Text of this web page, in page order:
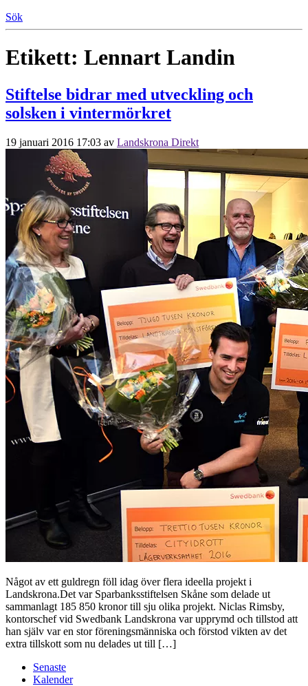
Sök
Etikett: Lennart Landin
Stiftelse bidrar med utveckling och
solsken i vintermörkret
19 januari 2016 17:03 av Landskrona Direkt
Något av ett guldregn föll idag över flera ideella projekt i
Landskrona.Det var Sparbanksstiftelsen Skåne som delade ut
sammanlagt 185 850 kronor till sju olika projekt. Niclas Rimsby,
kontorschef vid Swedbank Landskrona var upprymd och tillstod att
han själv var en stor föreningsmänniska och förstod vikten av det
extra tillskott som nu delades ut till […]
Senaste
Kalender